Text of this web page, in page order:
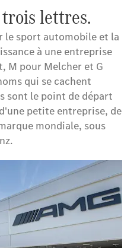
lettres.
le sport automobile et la
à une entreprise
M pour Melcher et G
qui se cachent
sont le point de départ
petite entreprise, de
mondiale, sous